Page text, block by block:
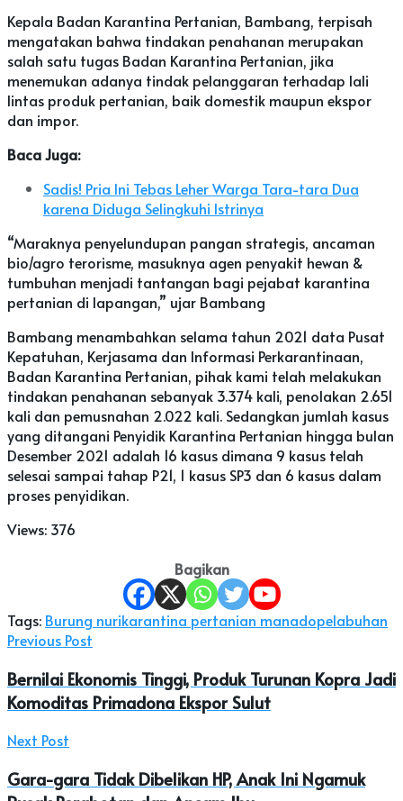
Kepala Badan Karantina Pertanian, Bambang, terpisah
mengatakan bahwa tindakan penahanan merupakan
salah satu tugas Badan Karantina Pertanian, jika
menemukan adanya tindak pelanggaran terhadap lali
lintas produk pertanian, baik domestik maupun ekspor
dan impor.
Baca Juga:
Sadis! Pria Ini Tebas Leher Warga Tara-tara Dua
karena Diduga Selingkuhi Istrinya
“Maraknya penyelundupan pangan strategis, ancaman
bio/agro terorisme, masuknya agen penyakit hewan &
tumbuhan menjadi tantangan bagi pejabat karantina
pertanian di lapangan,” ujar Bambang
Bambang menambahkan selama tahun 2021 data Pusat
Kepatuhan, Kerjasama dan Informasi Perkarantinaan,
Badan Karantina Pertanian, pihak kami telah melakukan
tindakan penahanan sebanyak 3.374 kali, penolakan 2.651
kali dan pemusnahan 2.022 kali. Sedangkan jumlah kasus
yang ditangani Penyidik Karantina Pertanian hingga bulan
Desember 2021 adalah 16 kasus dimana 9 kasus telah
selesai sampai tahap P21, 1 kasus SP3 dan 6 kasus dalam
proses penyidikan.
Views: 376
Bagikan
Tags: Burung nurikarantina pertanian manadopelabuhan
Previous Post
Bernilai Ekonomis Tinggi, Produk Turunan Kopra Jadi
Komoditas Primadona Ekspor Sulut
Next Post
Gara-gara Tidak Dibelikan HP, Anak Ini Ngamuk